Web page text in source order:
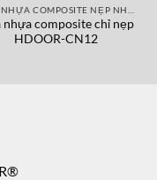
nhựa composite chỉ nẹp
HDOOR-CN12